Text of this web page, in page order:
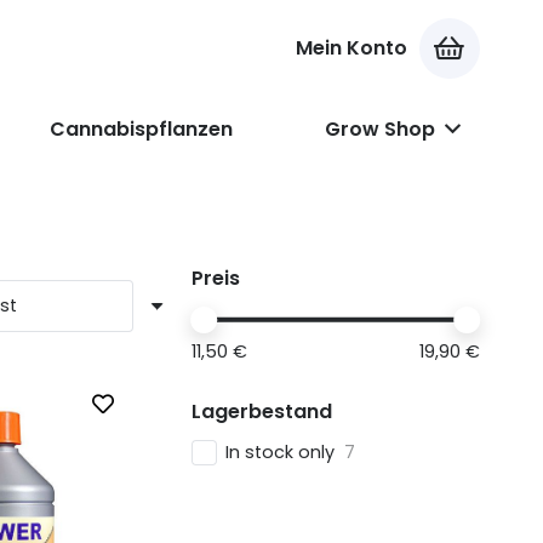
Mein Konto
Cannabispflanzen Grow Shop
Preis
11,50 € 19,90 €
Lagerbestand
In stock only 7